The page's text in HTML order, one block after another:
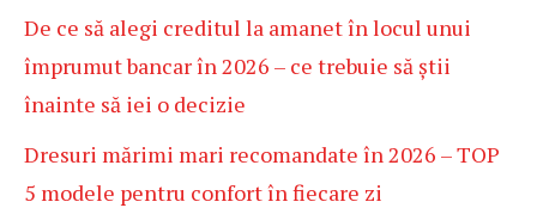
De ce să alegi creditul la amanet în locul unui
împrumut bancar în 2026 – ce trebuie să știi
înainte să iei o decizie
Dresuri mărimi mari recomandate în 2026 – TOP
5 modele pentru confort în fiecare zi